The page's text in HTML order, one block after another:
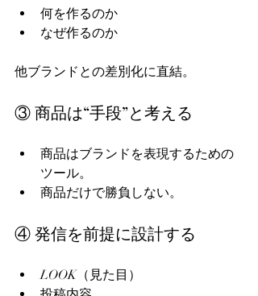
何を作るのか
なぜ作るのか
他ブランドとの差別化に直結。
③ 商品は“手段”と考える
商品はブランドを表現するための
ツール。
商品だけで勝負しない。
④ 発信を前提に設計する
LOOK（見た目）